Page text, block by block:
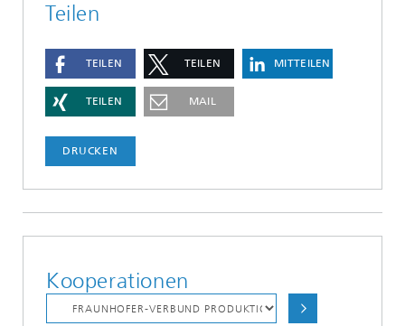
Teilen
TEILEN TEILEN MITTEILEN
TEILEN MAIL
DRUCKEN
Kooperationen